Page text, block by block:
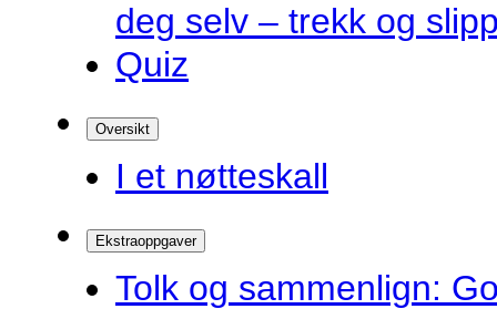
deg selv – trekk og
Quiz
Oversikt
I et nøtteskall
Ekstraoppgaver
Tolk og sammenlign: